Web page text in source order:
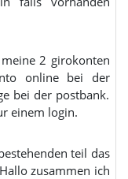
2 girokonten
online bei der
bei der postbank.
einem login.
teil das
zusammen ich